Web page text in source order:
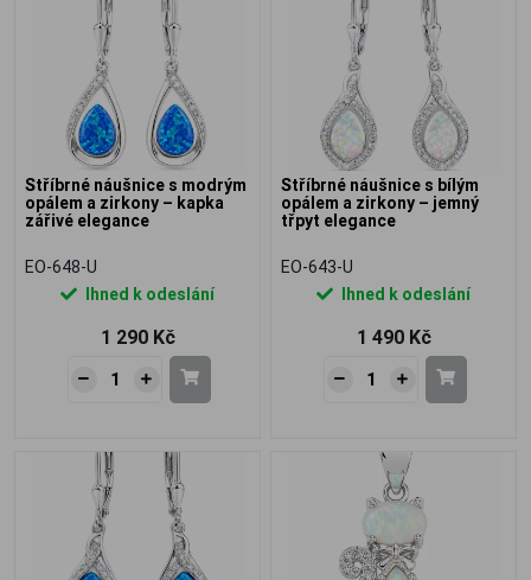
Stříbrné náušnice s modrým
opálem a zirkony – kapka
zářivé elegance
EO-648-U
Ihned k odeslání
1 290 Kč
Stříbrné náušnice s bílým
opálem a zirkony – jemný
třpyt elegance
EO-643-U
Ihned k odeslání
1 490 Kč